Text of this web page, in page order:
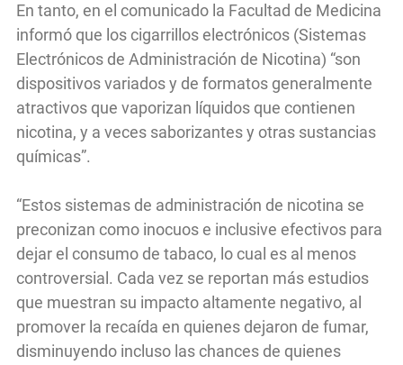
En tanto, en el comunicado la Facultad de Medicina
informó que los cigarrillos electrónicos (Sistemas
Electrónicos de Administración de Nicotina) “son
dispositivos variados y de formatos generalmente
atractivos que vaporizan líquidos que contienen
nicotina, y a veces saborizantes y otras sustancias
químicas”.
“Estos sistemas de administración de nicotina se
preconizan como inocuos e inclusive efectivos para
dejar el consumo de tabaco, lo cual es al menos
controversial. Cada vez se reportan más estudios
que muestran su impacto altamente negativo, al
promover la recaída en quienes dejaron de fumar,
disminuyendo incluso las chances de quienes